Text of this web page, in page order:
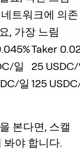
트워크에 의존
, 가장 느림
Taker
일
25
일 125
본다면, 스캘
봐야 합니다.